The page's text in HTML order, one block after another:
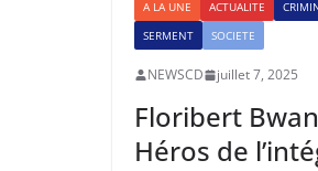
A LA UNE ACTUALITE
SERMENT
SOCIETE
NEWSCD juillet 7, 2025
Floribert
Héros de